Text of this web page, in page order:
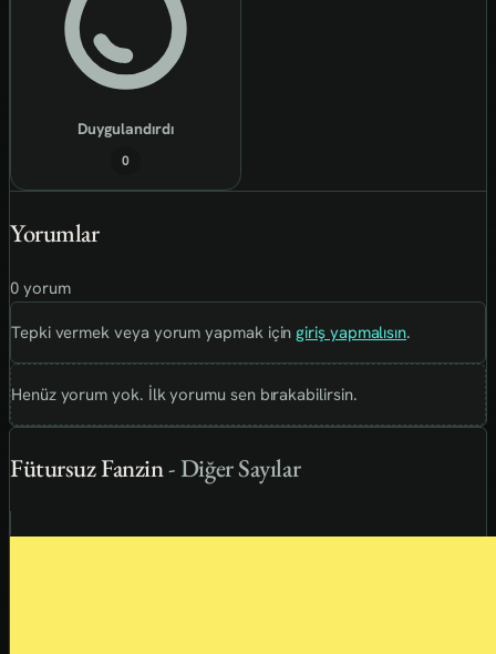
Duygulandırdı
0
Yorumlar
0 yorum
Tepki vermek veya yorum yapmak içingiriş yapmalısın.
Henüz yorum yok. İlk yorumu sen bırakabilirsin.
Fütursuz Fanzin- Diğer Sayılar